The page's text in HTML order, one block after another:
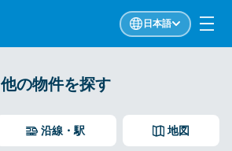
日本語
他の物件を探す
地図
沿線・駅